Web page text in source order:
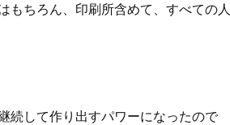
もちろん、印刷所含めて、すべての人
続して作り出すパワーになったので